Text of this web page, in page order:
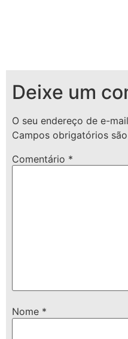
Deixe um
O seu endereço de e-
Campos obrigatórios
Comentário *
Nome *